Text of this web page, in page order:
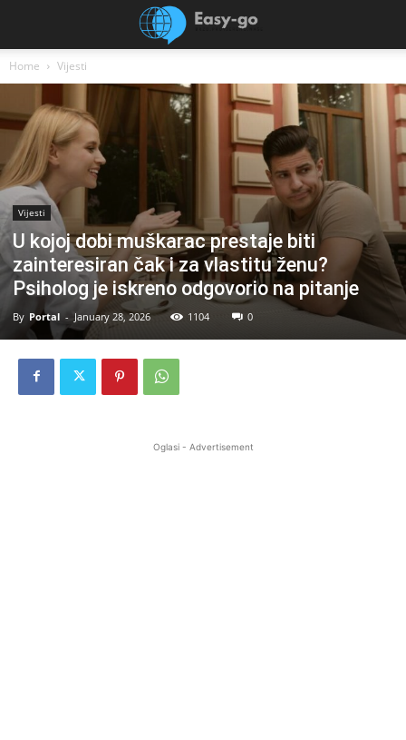
Home Vijesti
Vijesti
U kojoj dobi muškarac prestaje biti
zainteresiran čak i za vlastitu ženu?
Psiholog je iskreno odgovorio na pitanje
By Portal - January 28, 2026 1104 0
Oglasi - Advertisement